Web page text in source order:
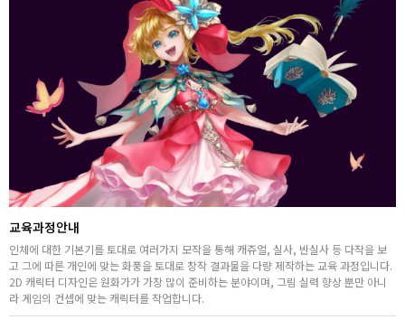
고객상담센터
아카데미소개
지점별 홈페이지
교육과정안내
인체에 대한 기본기를 토대로 여러가지 모작을 통해 캐쥬얼, 실사, 반실사 등 다작을 보
고 그에 따른 개인에 맞는 화풍을 토대로 창작 결과물을 다량 제작하는 교육 과정입니다.
2D 캐릭터 디자인은 원화가가 가장 많이 준비하는 분야이며, 그림 실력 향상 뿐만 아니
라 게임의 컨셉에 맞는 캐릭터를 작업합니다.